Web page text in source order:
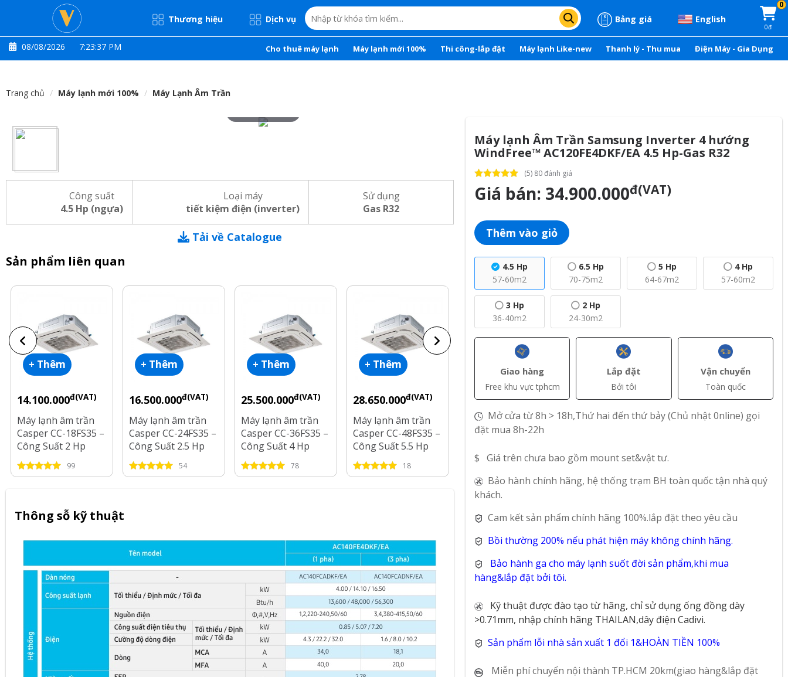
Thương hiệu Dịch vụ Bảng giá English
0
0đ
08/08/2026 7:23:37 PM Cho thuê máy lạnh Máy lạnh mới 100% Thi công-lắp đặt Máy lạnh Like-new Thanh lý - Thu mua Điện Máy - Gia Dụng
Trang chủ Máy lạnh mới 100% Máy Lạnh Âm Trần
Công suất
4.5 Hp (ngựa)
Loại máy
tiết kiệm điện (inverter)
Sử dụng
Gas R32
Tải về Catalogue
Sản phẩm liên quan
+ Thêm
14.100.000đ(VAT)
Máy lạnh âm trần
Casper CC-18FS35 –
Công Suất 2 Hp
99
+ Thêm
16.500.000đ(VAT)
Máy lạnh âm trần
Casper CC-24FS35 –
Công Suất 2.5 Hp
54
+ Thêm
25.500.000đ(VAT)
Máy lạnh âm trần
Casper CC-36FS35 –
Công Suất 4 Hp
78
+ Thêm
28.650.000đ(VAT)
Máy lạnh âm trần
Casper CC-48FS35 –
Công Suất 5.5 Hp
18
16.400.000đ(VAT)
Máy lạnh âm trần
Inverter Casper CC-
2 Hp
+ Thêm
18.850.000đ(VAT)
Máy lạnh âm trần
2.5 Hp
+ Thêm
28.300.000đ(VAT)
Máy lạnh âm trần
Thông sỗ kỹ thuật
Máy lạnh Âm Trần Samsung Inverter 4 hướng
WindFree™ AC120FE4DKF/EA 4.5 Hp-Gas R32
(5) 80 đánh giá
Giá bán: 34.900.000đ(VAT)
Thêm vào giỏ
4.5 Hp
57-60m2
6.5 Hp
70-75m2
5 Hp
64-67m2
4 Hp
57-60m2
3 Hp
36-40m2
2 Hp
24-30m2
Giao hàng
Free khu vực tphcm
Lắp đặt
Bởi tôi
Vận chuyển
Toàn quốc
Mở cửa từ 8h > 18h,Thứ hai đến thứ bảy (Chủ nhật 0nline) gọi
đặt mua 8h-22h
$ Giá trên chưa bao gồm mount set&vật tư.
Bảo hành chính hãng, hệ thống trạm BH toàn quốc tận nhà quý
khách.
Cam kết sản phẩm chính hãng 100%.lắp đặt theo yêu cầu
Bồi thường 200% nếu phát hiện máy không chính hãng.
Bảo hành ga cho máy lạnh suốt đời sản phẩm,khi mua
hàng&lắp đặt bởi tôi.
Kỹ thuật được đào tạo từ hãng, chỉ sử dụng ống đồng dày
>0.71mm, nhập chính hãng THAILAN,dây điện Cadivi.
Sản phẩm lỗi nhà sản xuất 1 đổi 1&HOÀN TIỀN 100%
Miễn phí chuyển nội thành TP.HCM 20km(giao hàng&lắp đặt